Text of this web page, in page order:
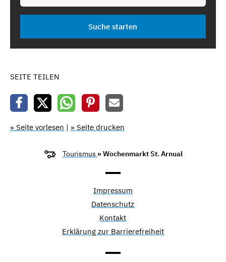
SEITE TEILEN
» Seite vorlesen | » Seite drucken
Tourismus » Wochenmarkt St. Arnual
Impressum
Datenschutz
Kontakt
Erklärung zur Barrierefreiheit